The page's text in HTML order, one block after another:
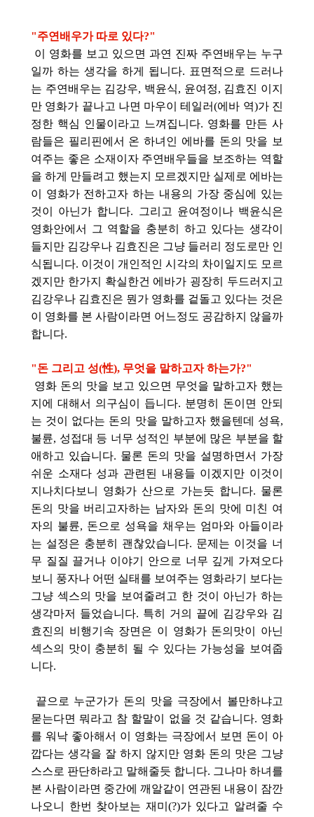
"주연배우가 따로 있다?"
이 영화를 보고 있으면 과연 진짜 주연배우는 누구
일까 하는 생각을 하게 됩니다. 표면적으로 드러나
는 주연배우는 김강우, 백윤식, 윤여정, 김효진 이지
만 영화가 끝나고 나면 마우이 테일러(에바 역)가 진
정한 핵심 인물이라고 느껴집니다. 영화를 만든 사
람들은 필리핀에서 온 하녀인 에바를 돈의 맛을 보
여주는 좋은 소재이자 주연배우들을 보조하는 역할
을 하게 만들려고 했는지 모르겠지만 실제로 에바는
이 영화가 전하고자 하는 내용의 가장 중심에 있는
것이 아닌가 합니다. 그리고 윤여정이나 백윤식은
영화안에서 그 역할을 충분히 하고 있다는 생각이
들지만 김강우나 김효진은 그냥 들러리 정도로만 인
식됩니다. 이것이 개인적인 시각의 차이일지도 모르
겠지만 한가지 확실한건 에바가 굉장히 두드러지고
김강우나 김효진은 뭔가 영화를 겉돌고 있다는 것은
이 영화를 본 사람이라면 어느정도 공감하지 않을까
합니다.
"돈 그리고 성(性), 무엇을 말하고자 하는가?"
영화 돈의 맛을 보고 있으면 무엇을 말하고자 했는
지에 대해서 의구심이 듭니다. 분명히 돈이면 안되
는 것이 없다는 돈의 맛을 말하고자 했을텐데 성욕,
불륜, 성접대 등 너무 성적인 부분에 많은 부분을 할
애하고 있습니다. 물론 돈의 맛을 설명하면서 가장
쉬운 소재다 성과 관련된 내용들 이겠지만 이것이
지나치다보니 영화가 산으로 가는듯 합니다. 물론
돈의 맛을 버리고자하는 남자와 돈의 맛에 미친 여
자의 불륜, 돈으로 성욕을 채우는 엄마와 아들이라
는 설정은 충분히 괜찮았습니다. 문제는 이것을 너
무 질질 끌거나 이야기 안으로 너무 깊게 가져오다
보니 풍자나 어떤 실태를 보여주는 영화라기 보다는
그냥 섹스의 맛을 보여줄려고 한 것이 아닌가 하는
생각마저 들었습니다. 특히 거의 끝에 김강우와 김
효진의 비행기속 장면은 이 영화가 돈의맛이 아닌
섹스의 맛이 충분히 될 수 있다는 가능성을 보여줍
니다.
끝으로 누군가가 돈의 맛을 극장에서 볼만하냐고
묻는다면 뭐라고 참 할말이 없을 것 같습니다. 영화
를 워낙 좋아해서 이 영화는 극장에서 보면 돈이 아
깝다는 생각을 잘 하지 않지만 영화 돈의 맛은 그냥
스스로 판단하라고 말해줄듯 합니다. 그나마 하녀를
본 사람이라면 중간에 깨알같이 연관된 내용이 잠깐
나오니 한번 찾아보는 재미(?)가 있다고 알려줄 수